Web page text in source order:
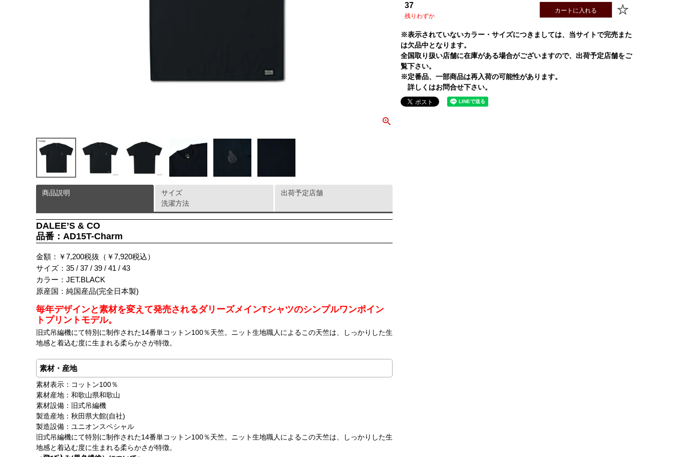
商品説明
DALEE’S & CO
品番：AD15T-Charm
金額：￥7,200税抜（￥7,920税込）
サイズ：35 / 37 / 39 / 41 / 43
カラー：JET.BLACK
原産国：純国産品(完全日本製)
毎年デザインと素材を変えて発売されるダリーズメインTシャツのシンプルワンポイン
トプリントモデル。
旧式吊編機にて特別に制作された14番単コットン100％天竺。ニット生地職人によるこの天竺は、しっかりした生
地感と着込む度に生まれる柔らかさが特徴。
素材・産地
素材表示：コットン100％
素材産地：和歌山県和歌山
素材設備：旧式吊編機
製造産地：秋田県大館(自社)
製造設備：ユニオンスペシャル
旧式吊編機にて特別に制作された14番単コットン100％天竺。ニット生地職人によるこの天竺は、しっかりした生
地感と着込む度に生まれる柔らかさが特徴。
サイズ
洗濯方法
出荷予定店舗
37
残りわずか
カートに入れる
※表示されていないカラー・サイズにつきましては、当サイトで完売また
は欠品中となります。
全国取り扱い店舗に在庫がある場合がございますので、出荷予定店舗をご
覧下さい。
※定番品、一部商品は再入荷の可能性があります。
詳しくはお問合せ下さい。